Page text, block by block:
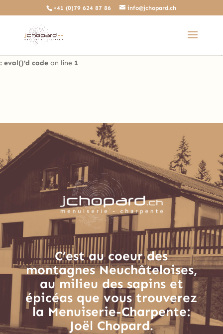
Deprecated: The predefined locally scoped $http_response_header
variable is deprecated, call http_get_last_response_headers()
instead in
: eval()'d code on line 1
+41 (0)79 624 87 86 info@jchopard.ch
C’est au coeur des
montagnes Neuchâteloises,
au milieu des sapins et
épicéas que vous trouverez
la Menuiserie-Charpente:
Joël Chopard.